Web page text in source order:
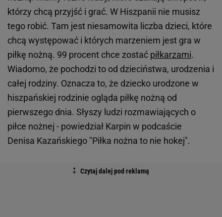
którzy chcą przyjść i grać. W Hiszpanii nie musisz
tego robić. Tam jest niesamowita liczba dzieci, które
chcą występować i których marzeniem jest gra w
piłkę nożną. 99 procent chce zostać piłkarzami.
Wiadomo, że pochodzi to od dzieciństwa, urodzenia i
całej rodziny. Oznacza to, że dziecko urodzone w
hiszpańskiej rodzinie ogląda piłkę nożną od
pierwszego dnia. Słyszy ludzi rozmawiających o
piłce nożnej - powiedział Karpin w podcaście
Denisa Kazańskiego "Piłka nożna to nie hokej".